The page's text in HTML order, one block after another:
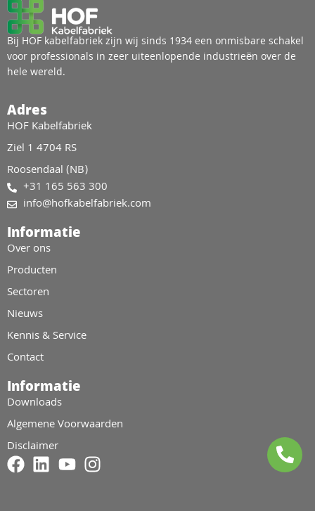
Bij HOF kabelfabriek zijn wij sinds 1934 een onmisbare schakel
voor professionals in zeer uiteenlopende industrieën over de
hele wereld.
Informatie
Downloads
Algemene Voorwaarden
Disclaimer
Adres
HOF Kabelfabriek
Ziel 1 4704 RS
Roosendaal (NB)
+31 165 563 300
info@hofkabelfabriek.com
Informatie
Over ons
Producten
Sectoren
Nieuws
Kennis & Service
Contact